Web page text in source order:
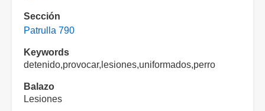
Sección
Patrulla 790
Keywords
detenido,provocar,lesiones,uniformados,perro
Balazo
Lesiones